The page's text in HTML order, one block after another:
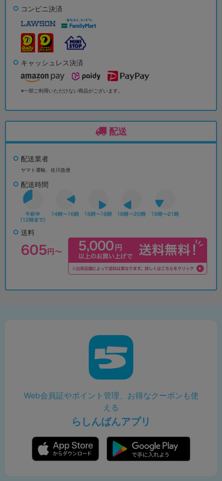
コンビニ決済
キャッシュレス決済
※一部ご利用いただけない商品がございます。
配送
配送業者
ヤマト運輸、佐川急便
配送時間
送料
Web会員証やポイント管理、お得なクーポンも使
える
らしんばんアプリ